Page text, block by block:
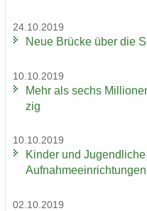
24.10.2019
Neue Brü­cke über die
10.10.2019
Mehr als sechs
zig
10.10.2019
Kin­der und
02.10.2019